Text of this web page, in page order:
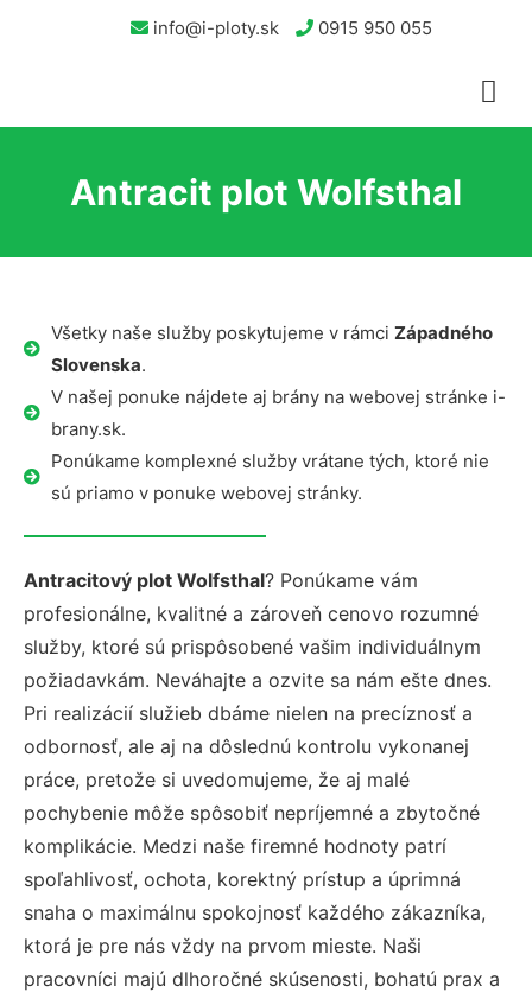
info@i-ploty.sk 0915 950 055
Antracit plot Wolfsthal
Všetky naše služby poskytujeme v rámci Západného
Slovenska.
V našej ponuke nájdete aj brány na webovej stránke i-
brany.sk.
Ponúkame komplexné služby vrátane tých, ktoré nie
sú priamo v ponuke webovej stránky.
Antracitový plot Wolfsthal? Ponúkame vám
profesionálne, kvalitné a zároveň cenovo rozumné
služby, ktoré sú prispôsobené vašim individuálnym
požiadavkám. Neváhajte a ozvite sa nám ešte dnes.
Pri realizácií služieb dbáme nielen na precíznosť a
odbornosť, ale aj na dôslednú kontrolu vykonanej
práce, pretože si uvedomujeme, že aj malé
pochybenie môže spôsobiť nepríjemné a zbytočné
komplikácie. Medzi naše firemné hodnoty patrí
spoľahlivosť, ochota, korektný prístup a úprimná
snaha o maximálnu spokojnosť každého zákazníka,
ktorá je pre nás vždy na prvom mieste. Naši
pracovníci majú dlhoročné skúsenosti, bohatú prax a